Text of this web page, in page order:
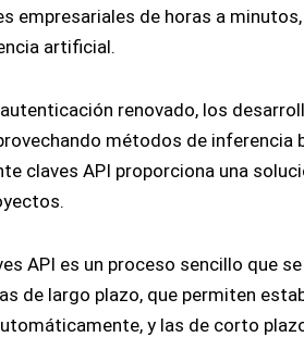
empresariales de horas a
artificial.
renovado, los
métodos de inferencia
claves API proporciona una
API es un proceso sencillo que
de largo plazo, que permiten
y las de corto